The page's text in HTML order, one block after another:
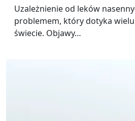
Uzależnienie od leków
problemem, który dotyka wielu
świecie. Objawy…